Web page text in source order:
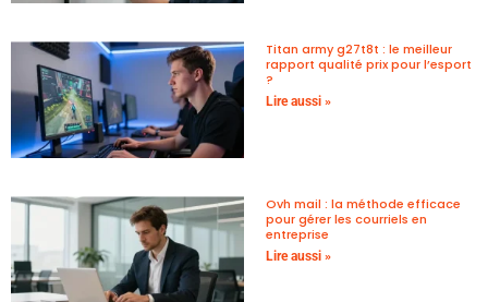
Titan army g27t8t : le meilleur
rapport qualité prix pour l’esport
?
Lire aussi »
Ovh mail : la méthode efficace
pour gérer les courriels en
entreprise
Lire aussi »